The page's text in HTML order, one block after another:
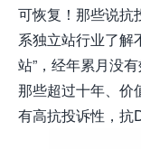
可恢复！那些说抗
系独立站行业了解
站”，经年累月没
那些超过十年、价
有高抗投诉性，抗